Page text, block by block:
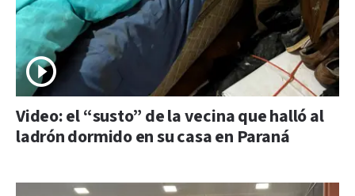
Video: el “susto” de la vecina que halló al
ladrón dormido en su casa en Paraná